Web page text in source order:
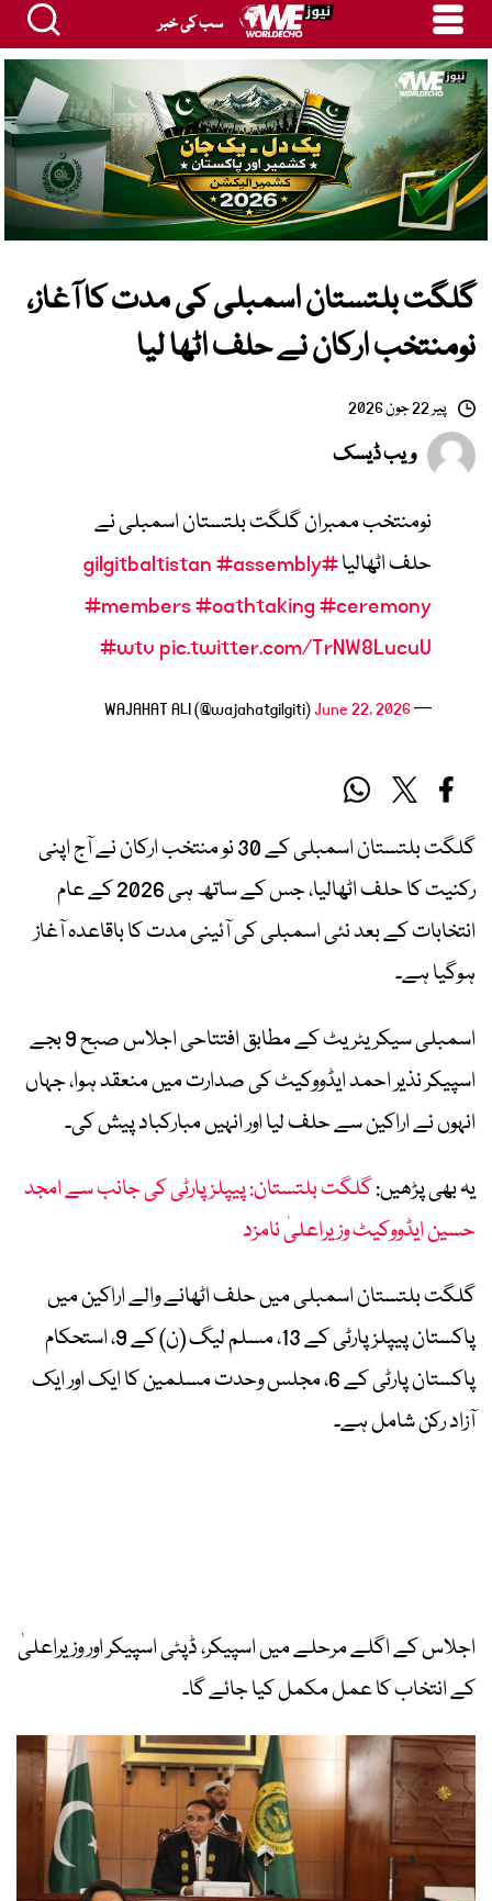
سب کی خبر
گلگت بلتستان اسمبلی کی مدت کا آغاز،
نومنتخب ارکان نے حلف اٹھا لیا
پیر 22 جون 2026
ویب ڈیسک
نومنتخب ممبران گلگت بلتستان اسمبلی نے
حلف اٹھالیا#gilgitbaltistan
#assembly
#members#oathtaking#ceremony
#wtv pic.twitter.com/TrNW8LucuU
— WAJAHAT ALI (@wajahatgilgiti)
June 22, 2026
گلگت بلتستان اسمبلی کے 30 نو منتخب ارکان نے آج اپنی
رکنیت کا حلف اٹھالیا، جس کے ساتھ ہی 2026 کے عام
انتخابات کے بعد نئی اسمبلی کی آئینی مدت کا باقاعدہ آغاز
ہوگیا ہے۔
اسمبلی سیکریٹریٹ کے مطابق افتتاحی اجلاس صبح 9 بجے
اسپیکر نذیر احمد ایڈووکیٹ کی صدارت میں منعقد ہوا، جہاں
انہوں نے اراکین سے حلف لیا اور انہیں مبارکباد پیش کی۔
یہ بھی پڑھیں:گلگت بلتستان: پیپلز پارٹی کی جانب سے امجد
حسین ایڈووکیٹ وزیراعلیٰ نامزد
گلگت بلتستان اسمبلی میں حلف اٹھانے والے اراکین میں
پاکستان پیپلز پارٹی کے 13، مسلم لیگ (ن) کے 9، استحکام
پاکستان پارٹی کے 6، مجلس وحدت مسلمین کا ایک اور ایک
آزاد رکن شامل ہے۔
اجلاس کے اگلے مرحلے میں اسپیکر، ڈپٹی اسپیکر اور وزیراعلیٰ
کے انتخاب کا عمل مکمل کیا جائے گا۔